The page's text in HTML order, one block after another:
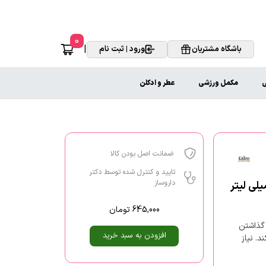
باشگاه مشتریان ورود | ثبت نام |
0
مکمل ورزشی عطر و ادکلن
گذاشتن
نیاز
ضمانت اصل بودن کالا
تایید و کنترل شده توسط دکتر
داروساز
645,000 تومان
افزودن به سبد خرید